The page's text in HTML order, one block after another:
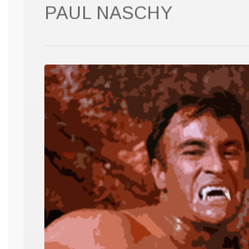
PAUL NASCHY